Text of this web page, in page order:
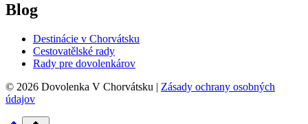
Blog
Destinácie v Chorvátsku
Cestovatělské rady
Rady pre dovolenkárov
© 2026 Dovolenka V Chorvátsku | Zásady ochrany osobných
údajov